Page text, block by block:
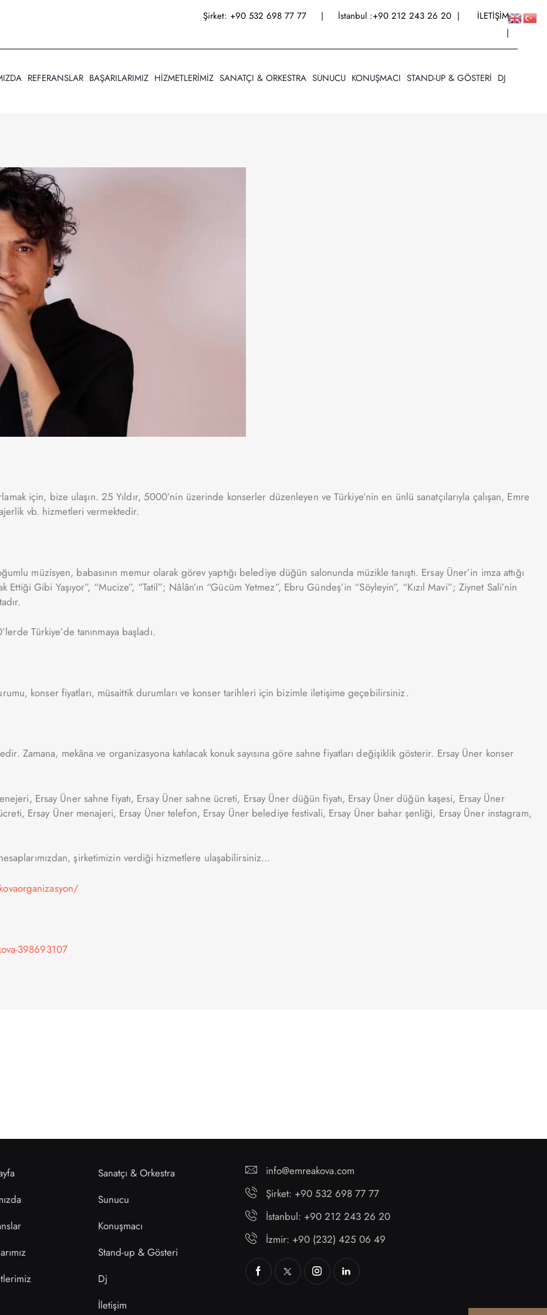
Şirket: +90 532 698 77 77| İstanbul :+90 212 243 26 20|
İLETİŞİM
|
REFERANSLAR BAŞARILARIMIZ HİZMETLERİMİZ SANATÇI & ORKESTRA SUNUCU KONUŞMACI STAND-UP & GÖSTERİ DJ
için, bize ulaşın. 25 Yıldır, 5000’nin üzerinde konserler düzenleyen ve Türkiye’nin en ünlü sanatçılarıyla çalışan, Emre
vb. hizmetleri vermektedir.
müzisyen, babasının memur olarak görev yaptığı belediye düğün salonunda müzikle tanıştı. Ersay Üner’in imza attığı
Ettiği Gibi Yaşıyor”, “Mucize”, “Tatil”; Nâlân’ın “Gücüm Yetmez”, Ebru Gündeş’in “Söyleyin”, “Kızıl Mavi”; Ziynet Sali’nin
Türkiye’de tanınmaya başladı.
konser fiyatları, müsaittik durumları ve konser tarihleri için bizimle iletişime geçebilirsiniz.
Zamana, mekâna ve organizasyona katılacak konuk sayısına göre sahne fiyatları değişiklik gösterir. Ersay Üner konser
Ersay Üner sahne fiyatı, Ersay Üner sahne ücreti, Ersay Üner düğün fiyatı, Ersay Üner düğün kaşesi, Ersay Üner
Ersay Üner menajeri, Ersay Üner telefon, Ersay Üner belediye festivali, Ersay Üner bahar şenliği, Ersay Üner instagram,
şirketimizin verdiği hizmetlere ulaşabilirsiniz…
398693107
Sanatçı & Orkestra
Sunucu
Konuşmacı
Stand-up & Gösteri
Dj
İletişim
info@emreakova.com
Şirket: +90 532 698 77 77
İstanbul: +90 212 243 26 20
İzmir: +90 (232) 425 06 49